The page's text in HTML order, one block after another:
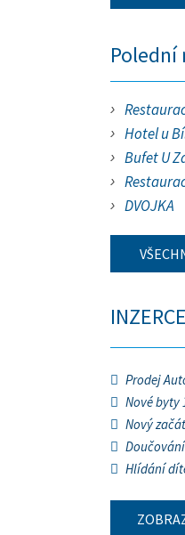
Polední
Hotel u
Bufet U
DVOJKA
INZERCE
Prodej
Nové byty
Nový
Doučování
Hlídání